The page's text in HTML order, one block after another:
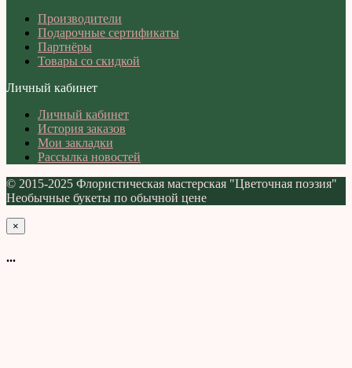
Производители
Подарочные сертификаты
Партнёры
Товары со скидкой
Личный кабинет
Личный кабинет
История заказов
Мои закладки
Рассылка новостей
© 2015-2025 Флористическая мастерская "Цветочная поэзия"
Необычные букеты по обычной цене
×
...